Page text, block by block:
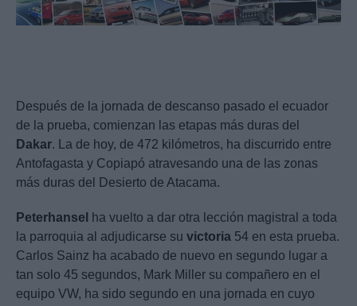
Después de la jornada de descanso pasado el ecuador
de la prueba, comienzan las etapas más duras del
Dakar. La de hoy, de 472 kilómetros, ha discurrido entre
Antofagasta y Copiapó atravesando una de las zonas
más duras del Desierto de Atacama.
Peterhansel
ha vuelto a dar otra lección magistral a toda
la parroquia al adjudicarse su victoria 54 en esta prueba.
Carlos Sainz ha acabado de nuevo en segundo lugar a
tan solo 45 segundos, Mark Miller su compañero en el
equipo VW, ha sido segundo en una jornada en cuyo